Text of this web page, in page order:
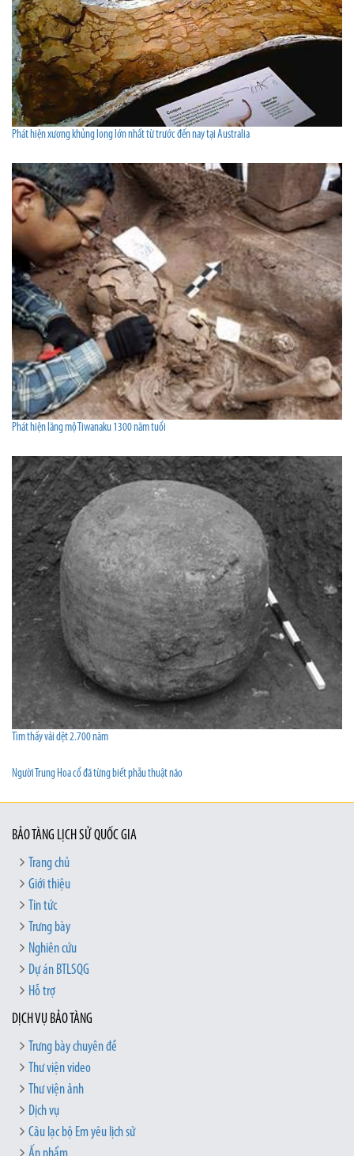
Phát hiện xương khủng long lớn nhất từ trước đến nay tại Australia
Phát hiện lăng mộ Tiwanaku 1300 năm tuổi
Tìm thấy vải dệt 2.700 năm
Người Trung Hoa cổ đã từng biết phẫu thuật não
BẢO TÀNG LỊCH SỬ QUỐC GIA
Trang chủ
Giới thiệu
Tin tức
Trưng bày
Nghiên cứu
Dự án BTLSQG
Hỗ trợ
DỊCH VỤ BẢO TÀNG
Trưng bày chuyên đề
Thư viện video
Thư viện ảnh
Dịch vụ
Câu lạc bộ Em yêu lịch sử